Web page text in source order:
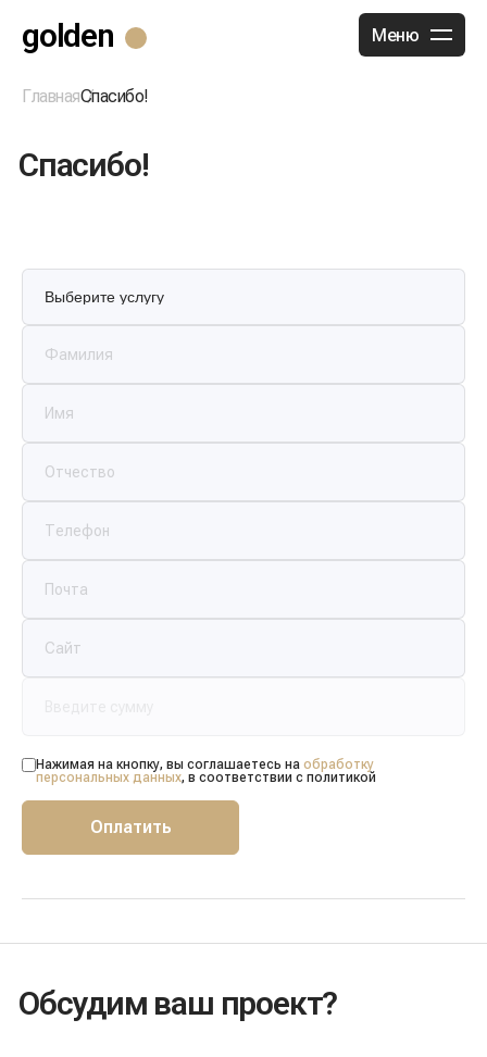
golden Меню
ГлавнаяСпасибо!
Спасибо!
Нажимая на кнопку, вы соглашаетесь на обработку
персональных данных, в соответствии с политикой
Оплатить
Обсудим ваш проект?